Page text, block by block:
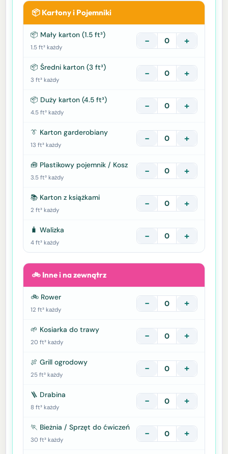
📦 Kartony i Pojemniki
📦 Mały karton (1.5 ft³)
1.5 ft³ każdy
− +
📦 Średni karton (3 ft³)
3 ft³ każdy
− +
📦 Duży karton (4.5 ft³)
4.5 ft³ każdy
− +
👔 Karton garderobiany
13 ft³ każdy
− +
🧰 Plastikowy pojemnik / Kosz
3.5 ft³ każdy
− +
📚 Karton z książkami
2 ft³ każdy
− +
🧳 Walizka
4 ft³ każdy
− +
🚲 Inne i na zewnątrz
🚲 Rower
12 ft³ każdy
− +
🌱 Kosiarka do trawy
20 ft³ każdy
− +
🍖 Grill ogrodowy
25 ft³ każdy
− +
🪜 Drabina
8 ft³ każdy
− +
🏃 Bieżnia / Sprzęt do ćwiczeń
30 ft³ każdy
− +